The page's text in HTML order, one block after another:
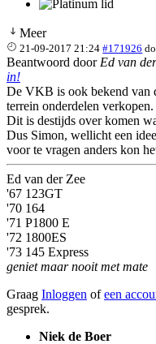
Meer
21-09-2017 21:24 #171926
Beantwoord door Ed van
in!
De VKB is ook bekend van
terrein onderdelen verkopen.
Dit is destijds over komen
Dus Simon, wellicht een
voor te vragen anders kon
Ed van der Zee
'67 123GT
'70 164
'71 P1800 E
'72 1800ES
'73 145 Express
geniet maar nooit met mate
Graag Inloggen ofeen
gesprek.
Niek de Boer